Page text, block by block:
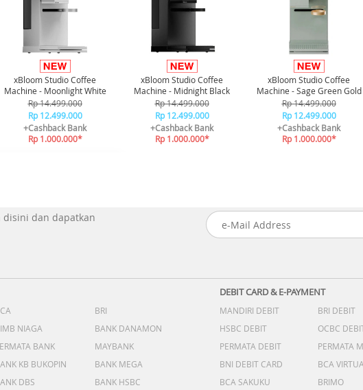
xBloom Studio Coffee
Machine - Moonlight White
Rp 14.499.000
Rp 12.499.000
+Cashback Bank
Rp 1.000.000*
xBloom Studio Coffee
Machine - Midnight Black
Rp 14.499.000
Rp 12.499.000
+Cashback Bank
Rp 1.000.000*
xBloom Studio Coffee
Machine - Sage Green Gold
Rp 14.499.000
Rp 12.499.000
+Cashback Bank
Rp 1.000.000*
disini dan dapatkan
BRI
NIAGA
BANK DANAMON
BANK
MAYBANK
KB BUKOPIN
BANK MEGA
DBS
BANK HSBC
DEBIT CARD & E-PAYMENT
MANDIRI DEBIT BRI DEBIT
HSBC DEBIT
OCBC
PERMATA DEBIT
PERMATA
BNI DEBIT CARD
BCA
BCA SAKUKU
BRIMO